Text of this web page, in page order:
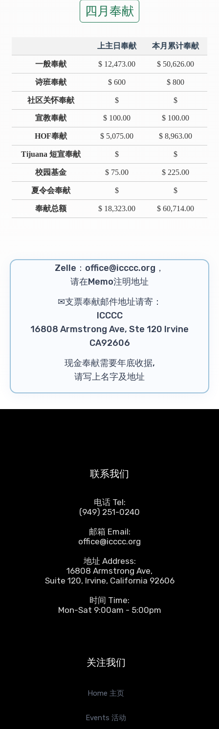
四月奉献
上主日奉献 本月累计奉献
一般奉献 $ 12,473.00 $ 50,626.00
诗班奉献 $ 600 $ 800
社区关怀奉献 $ $
宣教奉献 $ 100.00 $ 100.00
HOF奉献 $ 5,075.00 $ 8,963.00
Tijuana 短宣奉献 $ $
校园基金 $ 75.00 $ 225.00
夏令会奉献 $ $
奉献总额 $ 18,323.00 $ 60,714.00
Zelle：office@icccc.org，
请在Memo注明地址
✉支票奉献邮件地址请寄：
ICCCC
16808 Armstrong Ave, Ste 120 Irvine
CA92606
现金奉献需要年底收据,
请写上名字及地址
联系我们
电话 Tel:
(949) 251-0240
邮箱 Email:
office@icccc.org
地址 Address:
16808 Armstrong Ave,
Suite 120, Irvine, California 92606
时间 Time:
Mon-Sat 9:00am - 5:00pm
关注我们
Home 主页
Events 活动